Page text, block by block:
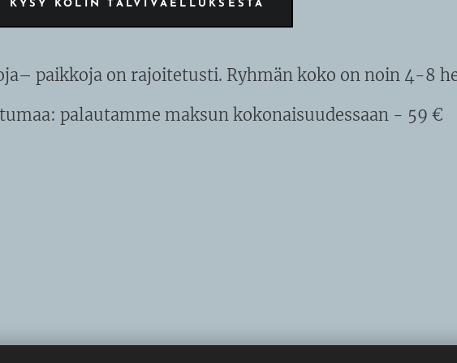
KYSY KOLIN TALVIVAELLUKSESTA
paikkoja on rajoitetusti. Ryhmän koko on noin 4-8
palautamme maksun kokonaisuudessaan - 59 €